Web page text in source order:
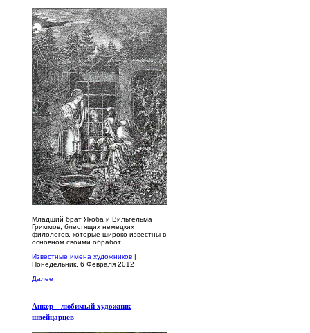
Младший брат Якоба и Вильгельма
Гриммов, блестящих немецких
филологов, которые широко известны в
основном своими обработ...
Известные имена художников |
Понедельник, 6 Февраля 2012
Далее
Анкер – любимый художник
швейцарцев